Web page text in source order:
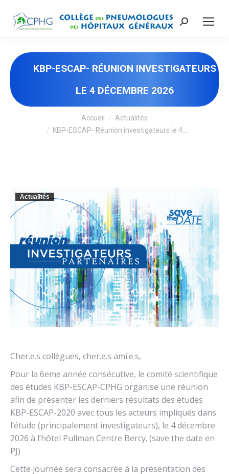
Recherche
KBP-ESCAP- RÉUNION INVESTIGATEURS
LE 4 DÉCEMBRE 2026
Accueil
Actualités
KBP-ESCAP- Réunion investigateurs le 4…
Actualités
Cher.e.s collègues, cher.e.s ami.e.s,
Pour la 6eme année consécutive, le comité scientifique
des études KBP-ESCAP-CPHG organise une réunion
afin de présenter les derniers résultats des études
KBP-ESCAP-2020 avec tous les acteurs impliqués dans
l’étude (principalement investigateurs), le 4 décembre
2026 à l’hôtel Pullman Centre Bercy. (save the date en
PJ)
Cette journée sera consacrée à la présentation des